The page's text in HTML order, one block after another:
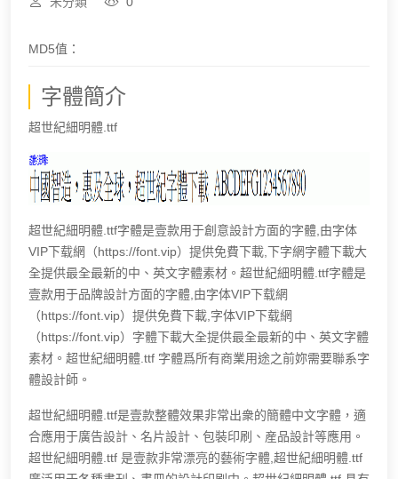
MD5值：
字體簡介
超世紀細明體.ttf
超世紀細明體.ttf字體是壹款用于創意設計方面的字體,由字体
VIP下载網（https://font.vip）提供免費下載,下字網字體下載大
全提供最全最新的中、英文字體素材。超世紀細明體.ttf字體是
壹款用于品牌設計方面的字體,由字体VIP下载網
（https://font.vip）提供免費下載,字体VIP下载網
（https://font.vip）字體下載大全提供最全最新的中、英文字體
素材。超世紀細明體.ttf 字體爲所有商業用途之前妳需要聯系字
體設計師。
超世紀細明體.ttf是壹款整體效果非常出衆的簡體中文字體，適
合應用于廣告設計、名片設計、包裝印刷、産品設計等應用。
超世紀細明體.ttf 是壹款非常漂亮的藝術字體,超世紀細明體.ttf